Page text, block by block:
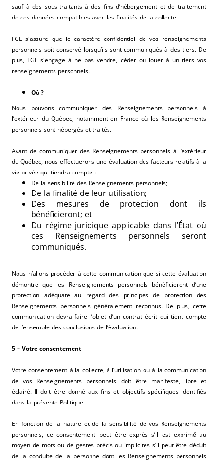
sauf à des sous-traitants à des fins d’hébergement et de traitement
de ces données compatibles avec les finalités de la collecte.
FGL s'assure que le caractère confidentiel de vos renseignements
personnels soit conservé lorsqu’ils sont communiqués à des tiers. De
plus, FGL s'engage à ne pas vendre, céder ou louer à un tiers vos
renseignements personnels.
Où ?
Nous pouvons communiquer des Renseignements personnels à
l’extérieur du Québec, notamment en France où les Renseignements
personnels sont hébergés et traités.
Avant de communiquer des Renseignements personnels à l’extérieur
du Québec, nous effectuerons une évaluation des facteurs relatifs à la
vie privée qui tiendra compte :
De la sensibilité des Renseignements personnels;
De la finalité de leur utilisation;
Des mesures de protection dont ils
bénéficieront; et
Du régime juridique applicable dans l’État où
ces Renseignements personnels seront
communiqués.
Nous n’allons procéder à cette communication que si cette évaluation
démontre que les Renseignements personnels bénéficieront d’une
protection adéquate au regard des principes de protection des
Renseignements personnels généralement reconnus. De plus, cette
communication devra faire l’objet d’un contrat écrit qui tient compte
de l’ensemble des conclusions de l’évaluation.
5 – Votre consentement
Votre consentement à la collecte, à l’utilisation ou à la communication
de vos Renseignements personnels doit être manifeste, libre et
éclairé. Il doit être donné aux fins et objectifs spécifiques identifiés
dans la présente Politique.
En fonction de la nature et de la sensibilité de vos Renseignements
personnels, ce consentement peut être exprès s’il est exprimé́ au
moyen de mots ou de gestes précis ou implicites s’il peut être déduit
de la conduite de la personne dont les Renseignements personnels